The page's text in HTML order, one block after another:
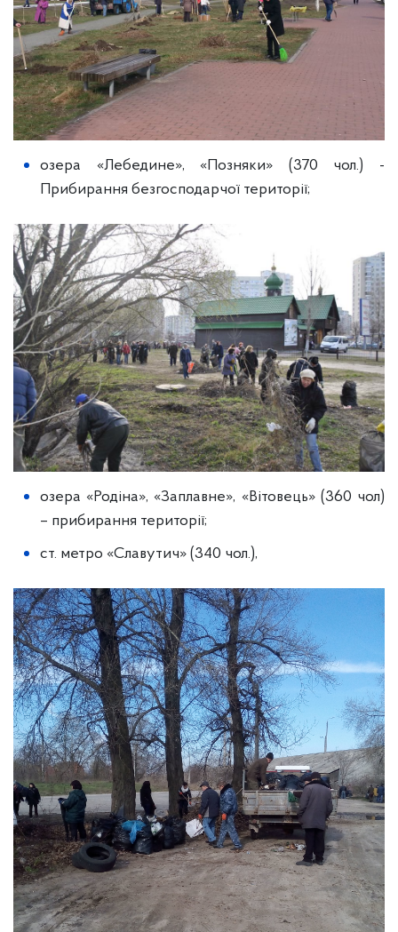
озера «Лебедине», «Позняки» (370 чол.) -
Прибирання безгосподарчої території;
озера «Родіна», «Заплавне», «Вітовець» (360 чол)
– прибирання території;
ст. метро «Славутич» (340 чол.),